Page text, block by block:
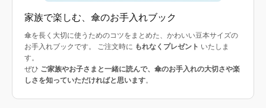
家族で楽しむ、傘のお手入れブック
傘を長く大切に使うためのコツをまとめた、かわいい豆本サイズの
お手入れブックです。 ご注文時に もれなくプレゼント いたしま
す。
ぜひ ご家族やお子さまと一緒に読んで、傘のお手入れの大切さや楽
しさを知っていただければと思います。